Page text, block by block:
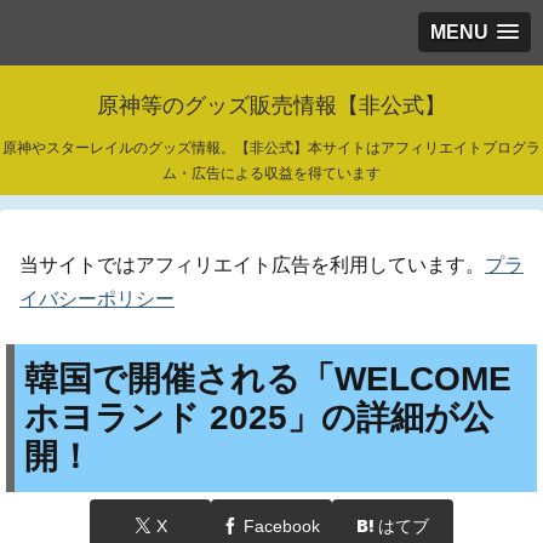
MENU
原神等のグッズ販売情報【非公式】
原神やスターレイルのグッズ情報。【非公式】本サイトはアフィリエイトプログラ
ム・広告による収益を得ています
当サイトではアフィリエイト広告を利用しています。 プラ
イバシーポリシー
韓国で開催される「WELCOME
ホヨランド 2025」の詳細が公
開！
X Facebook はてブ